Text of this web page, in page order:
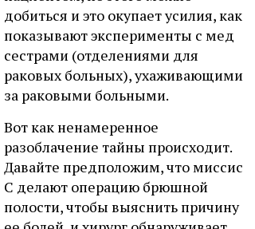
добиться и это окупает усилия, как
показывают эксперименты с мед
сестрами (отделениями для
раковых больных), ухаживающими
за раковыми больными.
Вот как ненамеренное
разоблачение тайны происходит.
Давайте предположим, что миссис
С делают операцию брюшной
полости, чтобы выяснить причину